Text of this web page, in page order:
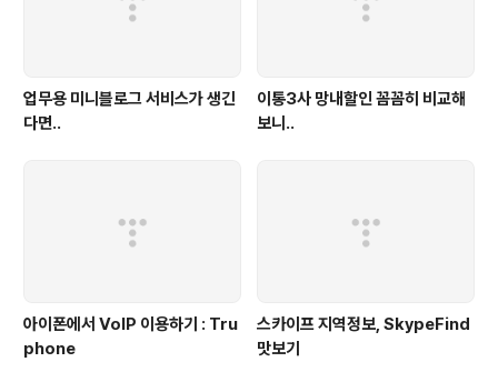
업무용 미니블로그 서비스가 생긴
다면..
이통3사 망내할인 꼼꼼히 비교해
보니..
아이폰에서 VoIP 이용하기 : Tru
phone
스카이프 지역정보, SkypeFind
맛보기